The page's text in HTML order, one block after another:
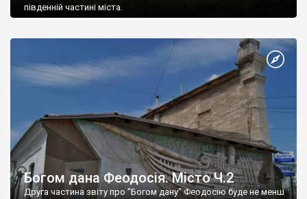
південній частині міста.
Богом дана Феодосія. Місто Ч.2
Друга частина звіту про "Богом дану" Феодосію буде не менш